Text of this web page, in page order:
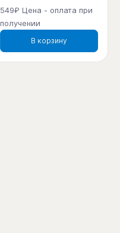
549₽ Цена - оплата при
получении
В корзину